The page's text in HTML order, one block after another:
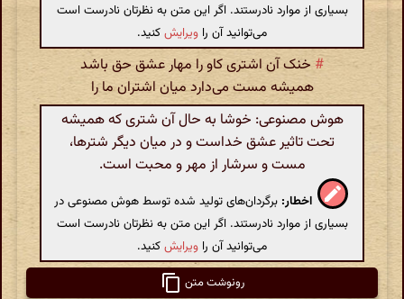
بسیاری از موارد نادرستند. اگر این متن به نظرتان نادرست است
می‌توانید آن را ویرایشکنید.
# خنک آن اشتری کاو را مهار عشق حق باشد
همیشه مست می‌دارد میان اشتران ما را
هوش مصنوعی: خوشا به حال آن شتری که همیشه
تحت تاثیر عشق خداست و در میان دیگر شترها،
مست و سرشار از مهر و محبت است.
اخطار: برگردان‌های تولید شده توسط هوش مصنوعی در
بسیاری از موارد نادرستند. اگر این متن به نظرتان نادرست است
می‌توانید آن را ویرایشکنید.
رونوشت متن